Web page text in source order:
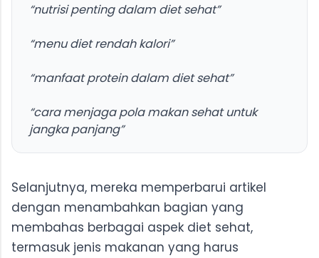
“nutrisi penting dalam diet sehat”
“menu diet rendah kalori”
“manfaat protein dalam diet sehat”
“cara menjaga pola makan sehat untuk
jangka panjang”
Selanjutnya, mereka memperbarui artikel
dengan menambahkan bagian yang
membahas berbagai aspek diet sehat,
termasuk jenis makanan yang harus